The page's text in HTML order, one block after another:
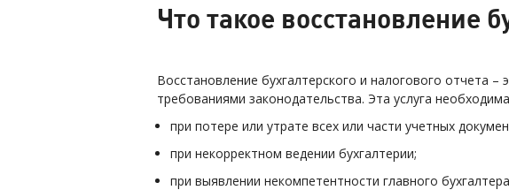
Что такое восстановление
Восстановление бухгалтерского и налогового отчета
требованиями законодательства. Эта услуга
при потере или утрате всех или части учетных
при некорректном ведении бухгалтерии;
при выявлении некомпетентности главного